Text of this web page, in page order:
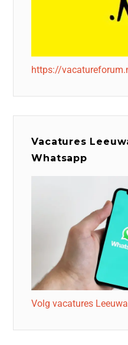
https://
Vacatures
Whatsapp
Volg vacatures